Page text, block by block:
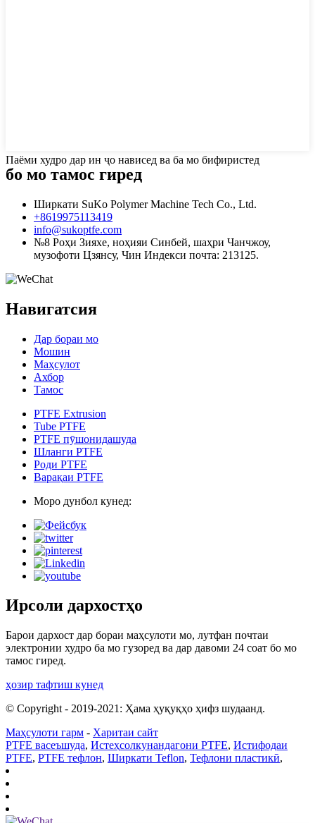
Паёми худро дар ин ҷо нависед ва ба мо бифиристед
бо мо тамос гиред
Ширкати SuKo Polymer Machine Tech Co., Ltd.
+8619975113419
info@sukoptfe.com
№8 Роҳи Зияхе, ноҳияи Синбей, шаҳри Чанчжоу,
музофоти Цзянсу, Чин Индекси почта: 213125.
Навигатсия
Дар бораи мо
Мошин
Маҳсулот
Ахбор
Тамос
PTFE Extrusion
Tube PTFE
PTFE пӯшонидашуда
Шланги PTFE
Роди PTFE
Варақаи PTFE
Моро дунбол кунед:
Ирсоли дархостҳо
Барои дархост дар бораи маҳсулоти мо, лутфан почтаи
электронии худро ба мо гузоред ва дар давоми 24 соат бо мо
тамос гиред.
ҳозир тафтиш кунед
© Copyright - 2019-2021: Ҳама ҳуқуқҳо ҳифз шудаанд.
Маҳсулоти гарм - Харитаи сайт
PTFE васеъшуда, Истеҳсолкунандагони PTFE, Истифодаи
PTFE, PTFE тефлон, Ширкати Teflon, Тефлони пластикӣ,